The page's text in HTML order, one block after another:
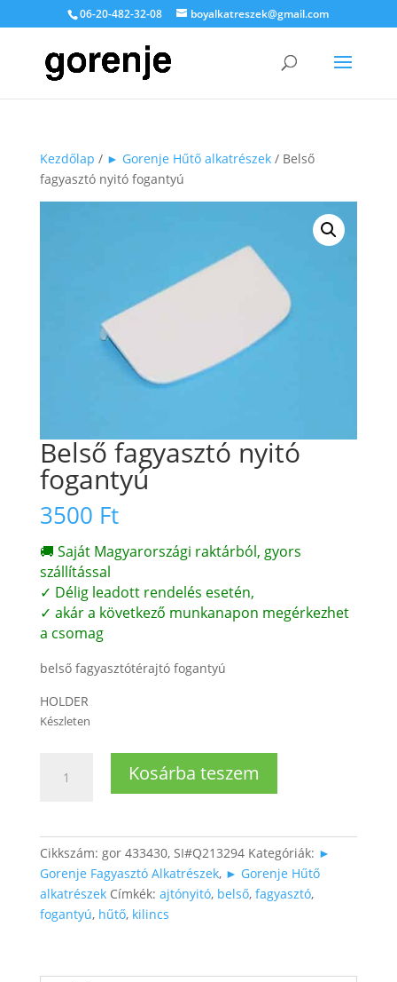
06-20-482-32-08 boyalkatreszek@gmail.com
Kezdőlap / ► Gorenje Hűtő alkatrészek/ Belső
fagyasztó nyitó fogantyú
Belső fagyasztó nyitó
fogantyú
3500 Ft
🚚 Saját Magyarországi raktárból, gyors
szállítással
✓ Délig leadott rendelés esetén,
✓ akár a következő munkanapon megérkezhet
a csomag
belső fagyasztótérajtó fogantyú
HOLDER
Készleten
fagyasztó
mennyiség
Kosárba teszem
Cikkszám: gor 433430, SI#Q213294 Kategóriák: ►
Gorenje Fagyasztó Alkatrészek, ► Gorenje Hűtő
alkatrészek Címkék: ajtónyitó, belső, fagyasztó,
fogantyú, hűtő, kilincs